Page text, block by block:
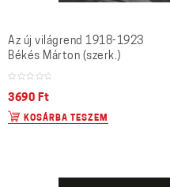
Az új világrend 1918-1923
Békés Márton (szerk.)
3690 Ft
KOSÁRBA TESZEM